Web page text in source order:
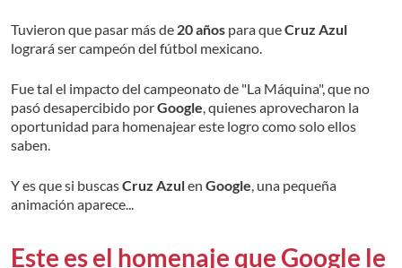
Tuvieron que pasar más de 20 años para queCruz Azul
logrará ser campeón del fútbol mexicano.
Fue tal el impacto del campeonato de "La Máquina", que no
pasó desapercibido porGoogle , quienes aprovecharon la
oportunidad para homenajear este logro como solo ellos
saben.
Y es que si buscasCruz Azulen Google , una pequeña
animación aparece...
Este es el homenaje que Google le